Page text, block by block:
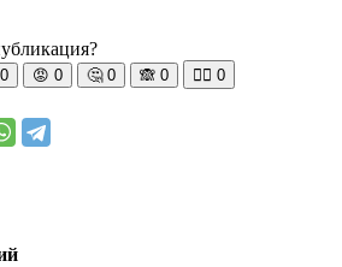
0 😡 0 🤔 0 🙈 0 🧘‍♀️ 0